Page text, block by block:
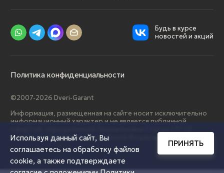
Будь в курсе
новостей и акций
Политика конфиденциальности
©2007-2026 Dveri-Garant
Информация, размещенная на сайте носит исключительно
информационный характер и не является публичной
Гражданского кодекса Российской Федерации.
Используя данный сайт, Вы
соглашаетесь на обработку файлов
cookie, а также подтверждаете
ПРИНЯТЬ